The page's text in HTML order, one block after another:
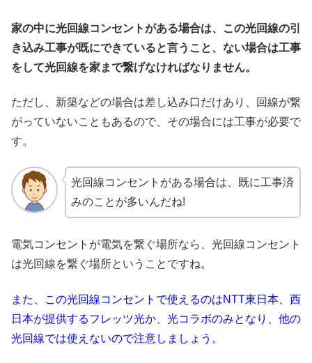
家の中に光回線コンセントがある場合は、この光回線の引
き込み工事が既にできていると言うこと、ない場合は工事
をして光回線を家まで繋げなければなりません。
ただし、新築などの場合は差し込み口だけあり、回線が繋
がっていないこともあるので、その場合には工事が必要で
す。
光回線コンセントがある場合は、既に工事済
みのことが多いんだね!
電気コンセントが電気を繋ぐ場所なら、光回線コンセント
は光回線を繋ぐ場所ということですね。
また、この光回線コンセントで使えるのはNTT東日本、西
日本が提供するフレッツ光か、光コラボのみとなり、他の
光回線では使えないので注意しましょう。